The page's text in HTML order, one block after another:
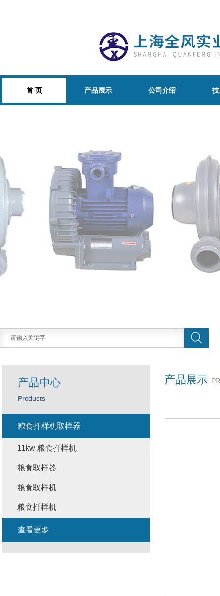
首 页 产品展示 公司介绍
产品展示
产品中心
Products
粮食扦样机取样器
11kw 粮食扦样机
粮食取样器
粮食取样机
粮食扦样机
查看更多